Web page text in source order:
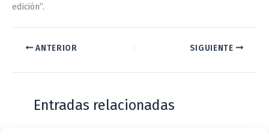
edición”.
ANTERIOR SIGUIENTE
Entradas relacionadas